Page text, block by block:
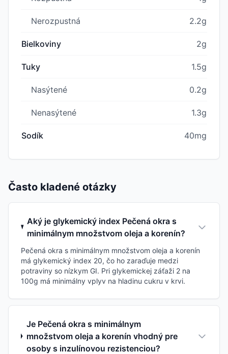
Nerozpustná 2.2g
Bielkoviny 2g
Tuky 1.5g
Nasýtené 0.2g
Nenasýtené 1.3g
Sodík 40mg
Často kladené otázky
Aký je glykemický index Pečená okra s
minimálnym množstvom oleja a korenín?
Pečená okra s minimálnym množstvom oleja a korenín
má glykemický index 20, čo ho zaraďuje medzi
potraviny so nízkym GI. Pri glykemickej záťaži 2 na
100g má minimálny vplyv na hladinu cukru v krvi.
Je Pečená okra s minimálnym
množstvom oleja a korenín vhodný pre
osoby s inzulínovou rezistenciou?